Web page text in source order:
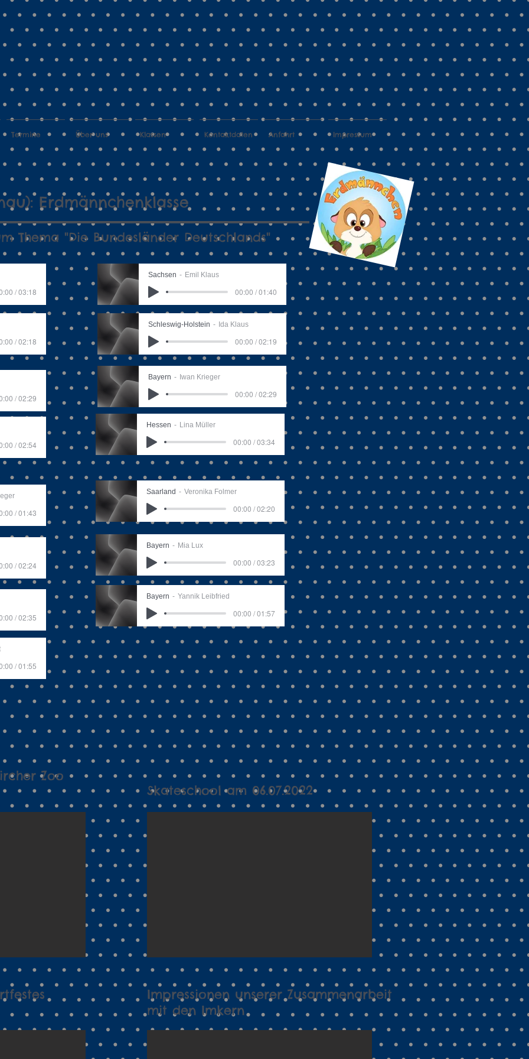
Termine Über uns Klassen Kontaktdaten Anfahrt Impressum
Erdmännchenklasse
Thema "Die Bundesländer Deutschlands"
/ 03:18
Sachsen Emil Klaus
00:00 / 01:40
/ 02:18
Schleswig-Holstein Ida Klaus
00:00 / 02:19
/ 02:29
/ 02:54
Bayern Iwan Krieger
00:00 / 02:29
Hessen Lina Müller
00:00 / 03:34
/ 01:43
/ 02:24
/ 02:35
Saarland Veronika Folmer
00:00 / 02:20
Bayern Mia Lux
00:00 / 03:23
Bayern Yannik Leibfried
00:00 / 01:57
/ 01:55
Zoo
Skateschool am 06.07.2022
Impressionen unserer Zusammenarbeit
mit den Imkern